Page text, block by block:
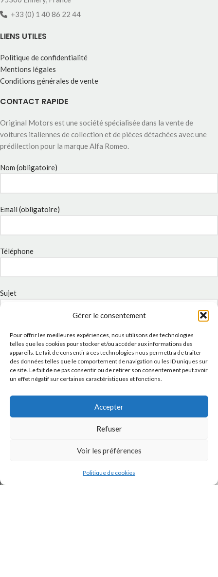
Gérer le consentement
Pour offrir les meilleures expériences, nous utilisons des technologies
telles que les cookies pour stocker et/ou accéder aux informations des
appareils. Le fait de consentir à ces technologies nous permettra de traiter
des données telles que le comportement de navigation ou les ID uniques sur
ce site. Le fait de ne pas consentir ou de retirer son consentement peut avoir
un effet négatif sur certaines caractéristiques et fonctions.
Accepter
Refuser
Voir les préférences
Politique de cookies
+33 (0) 1 40 86 22 44
LIENS UTILES
Politique de confidentialité
Mentions légales
Conditions générales de vente
CONTACT RAPIDE
Original Motors est une société spécialisée dans la vente de
voitures italiennes de collection et de pièces détachées avec une
prédilection pour la marque Alfa Romeo.
Nom (obligatoire)
Email (obligatoire)
Téléphone
Sujet
Message
Politique de confidentialitéde ce site.